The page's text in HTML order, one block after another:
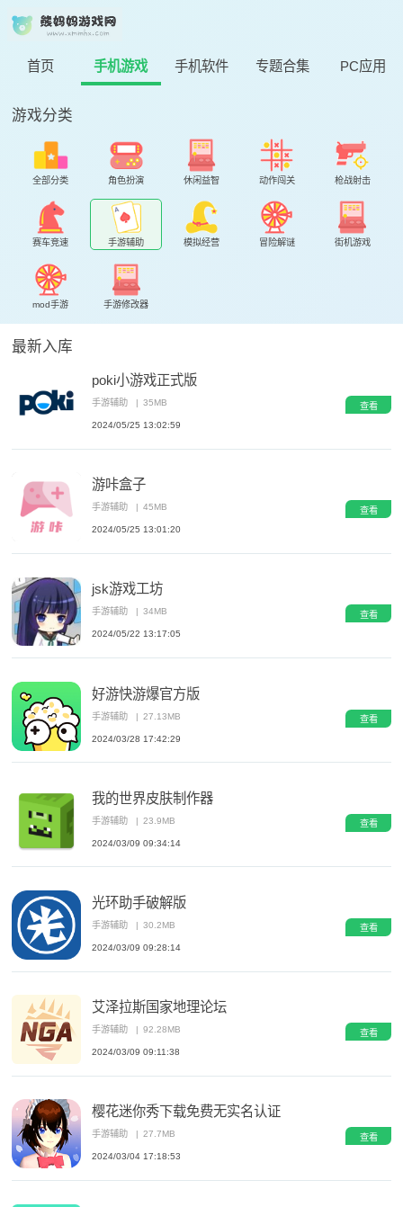
首页 手机游戏 手机软件 专题合集 PC应用
游戏分类
全部分类 角色扮演 休闲益智 动作闯关 枪战射击
赛车竞速 手游辅助 模拟经营 冒险解谜 街机游戏
mod手游 手游修改器
最新入库
poki小游戏正式版
手游辅助 | 35MB
2024/05/25 13:02:59
查看
游咔盒子
手游辅助 | 45MB
2024/05/25 13:01:20
查看
jsk游戏工坊
手游辅助 34MB
2024/05/22 13:17:05
查看
好游快游爆官方版
手游辅助 | 27.13MB
2024/03/28 17:42:29
查看
我的世界皮肤制作器
手游辅助 | 23.9MB
2024/03/09 09:34:14
查看
光环助手破解版
手游辅助 | 30.2MB
2024/03/09 09:28:14
查看
艾泽拉斯国家地理论坛
手游辅助 | 92.28MB
2024/03/09 09:11:38
查看
樱花迷你秀下载免费无实名认证
手游辅助 | 27.7MB
2024/03/04 17:18:53
查看